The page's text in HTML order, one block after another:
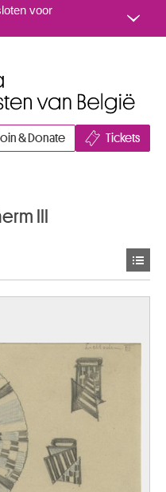
inhoud
voor
& Donate Tickets
III